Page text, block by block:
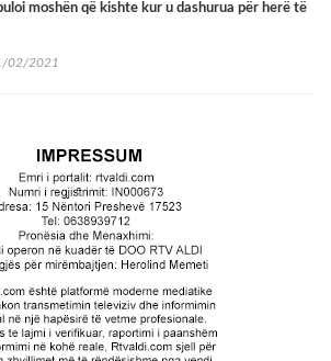
moshën që kishte kur u dashurua për herë të
02/2021